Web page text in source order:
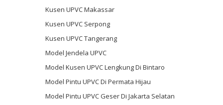
Kusen UPVC Makassar
Kusen UPVC Serpong
Kusen UPVC Tangerang
Model Jendela UPVC
Model Kusen UPVC Lengkung Di Bintaro
Model Pintu UPVC Di Permata Hijau
Model Pintu UPVC Geser Di Jakarta Selatan